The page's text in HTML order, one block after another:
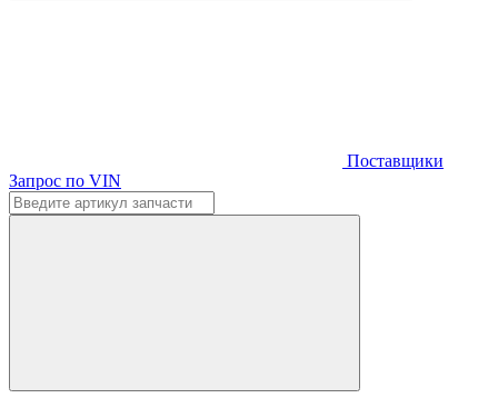
Поставщики
Запрос по VIN